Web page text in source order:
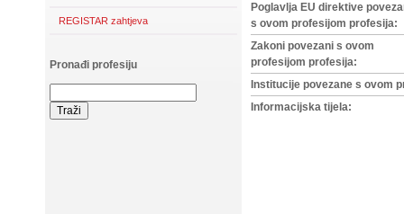
REGISTAR zahtjeva
Pronađi profesiju
Poglavlja EU direktive
s ovom profesijom profesija:
Zakoni povezani s ovom
profesijom profesija:
Institucije povezane s ovom
Informacijska tijela: